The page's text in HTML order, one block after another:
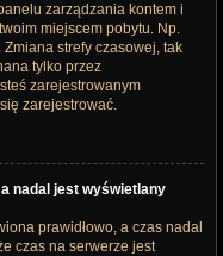
zarządzania kontem i
miejscem pobytu. Np.
strefy czasowej, tak
tylko przez
zarejestrowanym
zarejestrować.
nadal jest wyświetlany
prawidłowo, a czas nadal
czas na serwerze jest